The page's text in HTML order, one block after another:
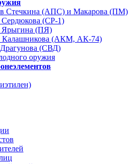
Стечкина (АПС) и Макарова (ПМ)
Сердюкова (СР-1)
Ярыгина (ПЯ)
Калашникова (АКМ, АК-74)
(СВД)
оружия